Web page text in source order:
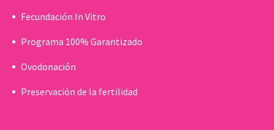
Fecundación In Vitro
Programa 100% Garantizado
Ovodonación
Preservación de la fertilidad